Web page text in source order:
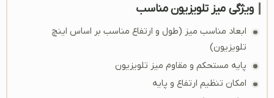
ویژگی میز تلویزیون مناسب
ابعاد مناسب میز (طول و ارتفاع مناسب بر اساس اینچ
تلویزیون)
پایه مستحکم و مقاوم میز تلویزیون
امکان تنظیم ارتفاع و پایه